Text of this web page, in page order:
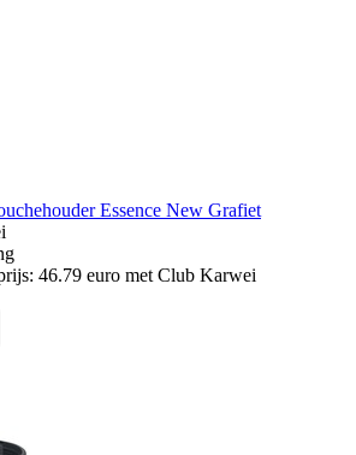
Essence New Grafiet
46.79 euro met Club Karwei